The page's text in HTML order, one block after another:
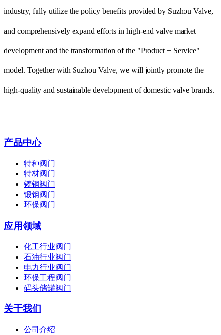
industry, fully utilize the policy benefits provided by Suzhou Valve,
and comprehensively expand efforts in high-end valve market
development and the transformation of the "Product + Service"
model. Together with Suzhou Valve, we will jointly promote the
high-quality and sustainable development of domestic valve brands.
产品中心
特种阀门
特材阀门
铸钢阀门
锻钢阀门
环保阀门
应用领域
化工行业阀门
石油行业阀门
电力行业阀门
环保工程阀门
码头储罐阀门
关于我们
公司介绍